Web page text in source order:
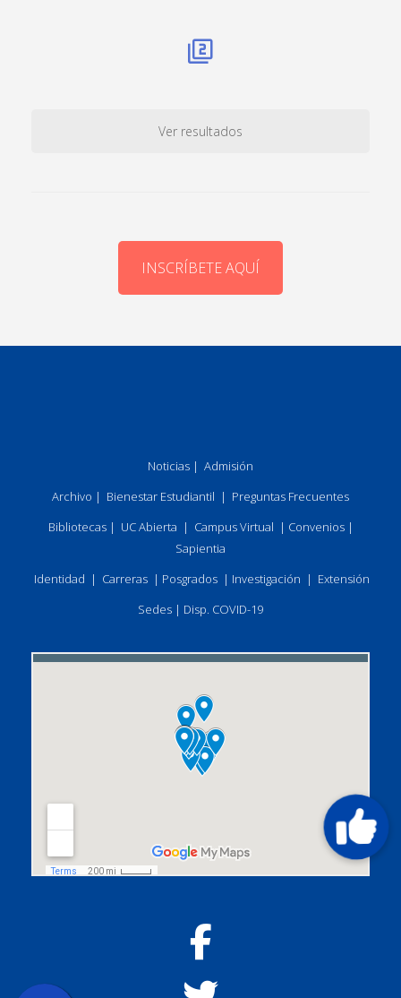
Ver resultados
INSCRÍBETE AQUÍ
Noticias | Admisión
Archivo | Bienestar Estudiantil | Preguntas Frecuentes
Bibliotecas| UC Abierta | Campus Virtual | Convenios|
Sapientia
Identidad | Carreras | Posgrados | Investigación | Extensión
Sedes | Disp. COVID-19